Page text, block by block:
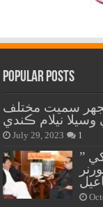
Popular Posts
سميت مختلف
نيلام ڪندي
July 29, 2023 1
” فرزند ڪراچي لياقت علي خان کي